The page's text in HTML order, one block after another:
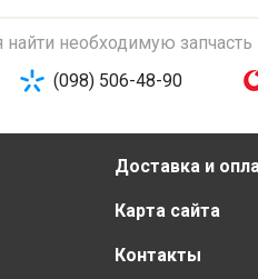
найти необходимую
(098) 506-48-90
Доставка и
Карта сайта
Контакты